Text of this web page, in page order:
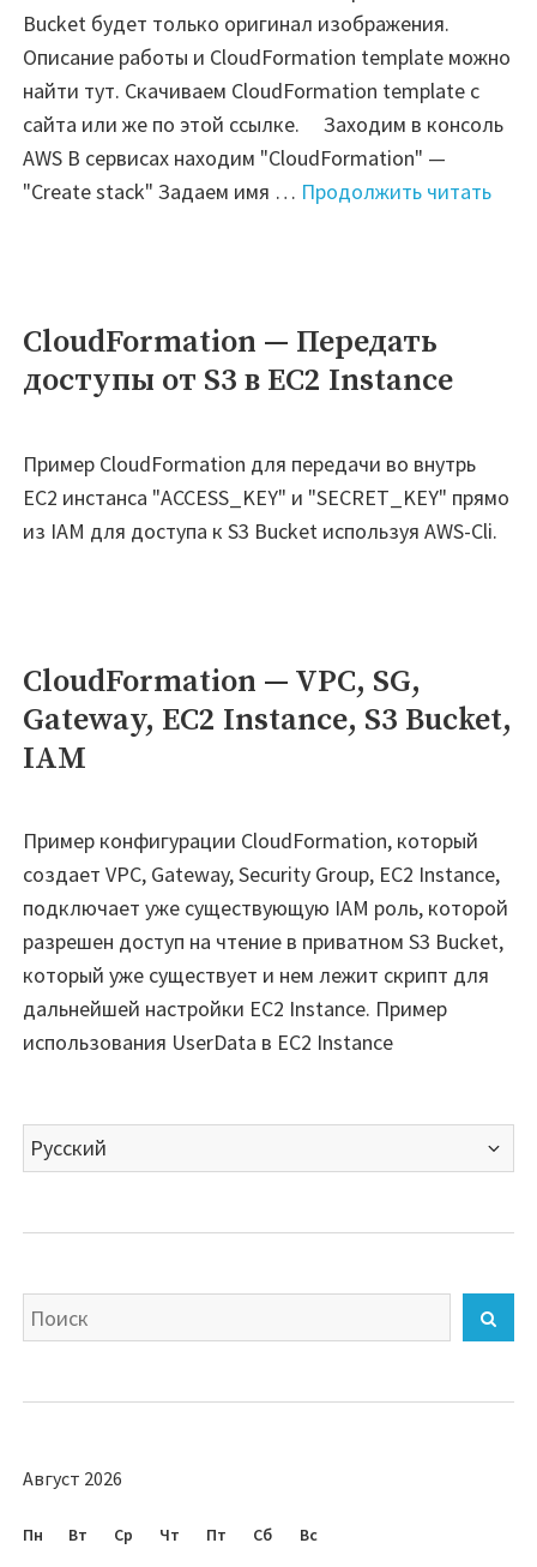
Bucket будет только оригинал изображения.
Описание работы и CloudFormation template можно
найти тут. Скачиваем CloudFormation template с
сайта или же по этой ссылке. Заходим в консоль
AWS В сервисах находим "CloudFormation" —
"Create stack" Задаем имя … Продолжить читать"AWS
CloudFormation — Передать
доступы от S3 в EC2 Instance
Пример CloudFormation для передачи во внутрь
EC2 инстанса "ACCESS_KEY" и "SECRET_KEY" прямо
из IAM для доступа к S3 Bucket используя AWS-Cli.
CloudFormation — VPC, SG,
Gateway, EC2 Instance, S3 Bucket,
IAM
Пример конфигурации CloudFormation, который
создает VPC, Gateway, Security Group, EC2 Instance,
подключает уже существующую IAM роль, которой
разрешен доступ на чтение в приватном S3 Bucket,
который уже существует и нем лежит скрипт для
дальнейшей настройки EC2 Instance. Пример
использования UserData в EC2 Instance
Выбрать
язык
Искать
Август 2026
Пн Вт Ср Чт Пт Сб Вс